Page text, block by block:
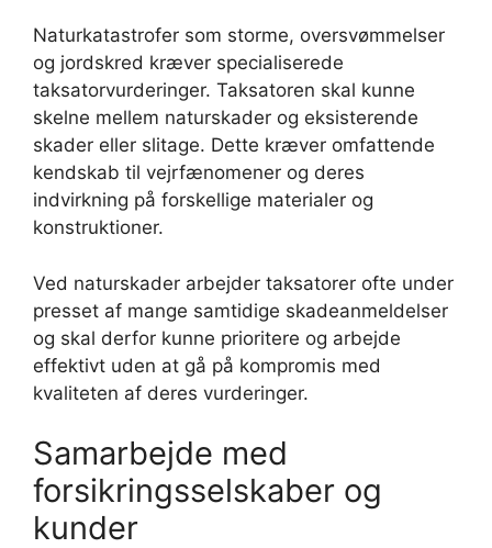
Naturkatastrofer som storme, oversvømmelser
og jordskred kræver specialiserede
taksatorvurderinger. Taksatoren skal kunne
skelne mellem naturskader og eksisterende
skader eller slitage. Dette kræver omfattende
kendskab til vejrfænomener og deres
indvirkning på forskellige materialer og
konstruktioner.
Ved naturskader arbejder taksatorer ofte under
presset af mange samtidige skadeanmeldelser
og skal derfor kunne prioritere og arbejde
effektivt uden at gå på kompromis med
kvaliteten af deres vurderinger.
Samarbejde med
forsikringsselskaber og
kunder